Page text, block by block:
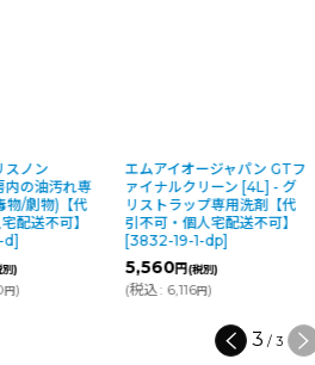
スノン
の油汚れ専
/劇物)【代
配送不可】
d]
)
円)
エムアイオージャパン GTフ
ァイナルクリーン [4L] - グ
リストラップ専用洗剤【代
引不可・個人宅配送不可】
[3832-19-1-dp]
5,560円(税別)
(税込: 6,116円)
3 / 3